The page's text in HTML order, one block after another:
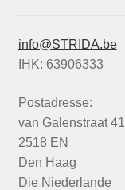
info@STRIDA.be
IHK: 63906333
Postadresse:
van Galenstraat 41
2518 EN
Den Haag
Die Niederlande